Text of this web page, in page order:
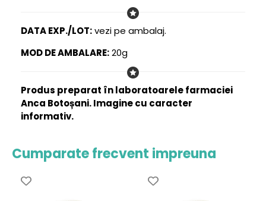
DATA EXP./LOT:vezi pe ambalaj.
MOD DE AMBALARE:20g
Produs preparat în laboratoarele farmaciei
Anca Botoșani. Imagine cu caracter
informativ.
Cumparate frecvent impreuna